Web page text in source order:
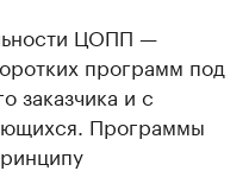
ЦОПП —
программ под
заказчика и с
Программы